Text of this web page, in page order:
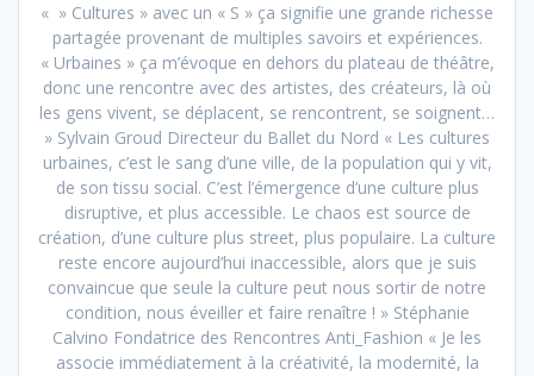
« » Cultures » avec un « S » ça signifie une grande richesse
partagée provenant de multiples savoirs et expériences.
« Urbaines » ça m’évoque en dehors du plateau de théâtre,
donc une rencontre avec des artistes, des créateurs, là où
les gens vivent, se déplacent, se rencontrent, se soignent…
» Sylvain Groud Directeur du Ballet du Nord « Les cultures
urbaines, c’est le sang d’une ville, de la population qui y vit,
de son tissu social. C’est l’émergence d’une culture plus
disruptive, et plus accessible. Le chaos est source de
création, d’une culture plus street, plus populaire. La culture
reste encore aujourd’hui inaccessible, alors que je suis
convaincue que seule la culture peut nous sortir de notre
condition, nous éveiller et faire renaître ! » Stéphanie
Calvino Fondatrice des Rencontres Anti_Fashion « Je les
associe immédiatement à la créativité, la modernité, la